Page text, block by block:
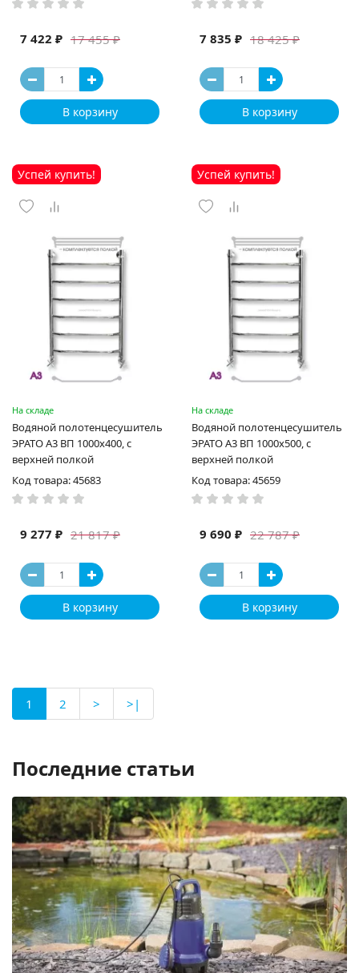
17 455 ₽
7 422 ₽
В корзину
18 425 ₽
7 835 ₽
В корзину
Успей купить!
На складе
Водяной полотенцесушитель
ЭРАТО А3 ВП 1000x400, с
верхней полкой
Код товара: 45683
21 817 ₽
9 277 ₽
В корзину
Успей купить!
На складе
Водяной полотенцесушитель
ЭРАТО А3 ВП 1000x500, с
верхней полкой
Код товара: 45659
22 787 ₽
9 690 ₽
В корзину
1 2 > >|
Последние статьи